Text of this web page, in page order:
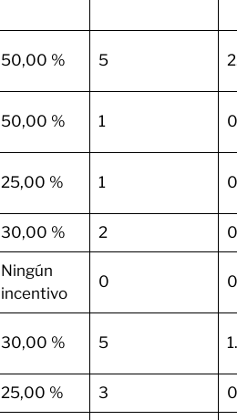
50,00 % 5
50,00 % 1
25,00 % 1
30,00 % 2
Ningún
incentivo
0
30,00 % 5
25,00 % 3